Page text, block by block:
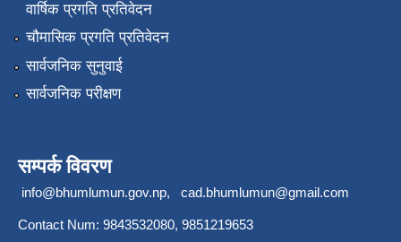
वार्षिक प्रगति प्रतिवेदन
चौमासिक प्रगति प्रतिवेदन
सार्वजनिक सुनुवाई
सार्वजनिक परीक्षण
सम्पर्क विवरण
info@bhumlumun.gov.np, cad.bhumlumun@gmail.com
Contact Num: 9843532080, 9851219653